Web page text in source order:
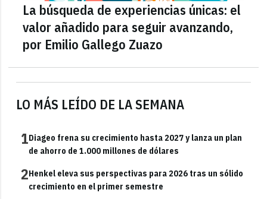
LO MÁS LEÍDO DE LA SEMANA
1Diageo frena su crecimiento hasta 2027 y lanza un plan
de ahorro de 1.000 millones de dólares
2Henkel eleva sus perspectivas para 2026 tras un sólido
crecimiento en el primer semestre
La búsqueda de experiencias únicas: el
valor añadido para seguir avanzando,
por Emilio Gallego Zuazo